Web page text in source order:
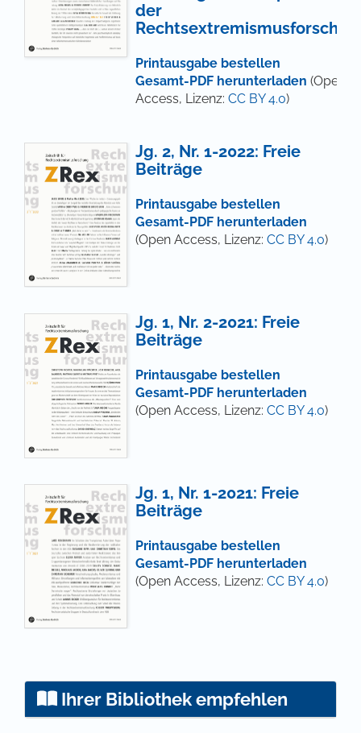
der
Printausgabe bestellen
Gesamt-PDF herunterladen (Open
Access, Lizenz: CC BY 4.0)
Jg. 2, Nr. 1-2022: Freie
Beiträge
Printausgabe bestellen
Gesamt-PDF herunterladen
(Open Access, Lizenz: CC BY 4.0)
Jg. 1, Nr. 2-2021: Freie
Beiträge
Printausgabe bestellen
Gesamt-PDF herunterladen
(Open Access, Lizenz: CC BY 4.0)
Jg. 1, Nr. 1-2021: Freie
Beiträge
Printausgabe bestellen
Gesamt-PDF herunterladen
(Open Access, Lizenz: CC BY 4.0)
Ihrer Bibliothek empfehlen